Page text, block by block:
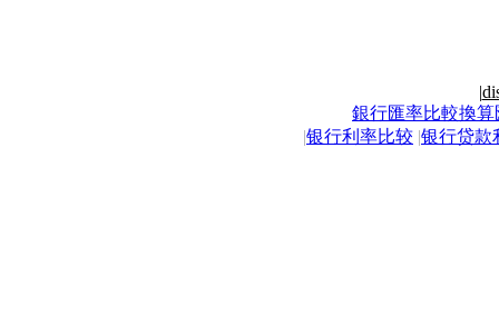
|
銀行匯率比較換算
|银行利率比较 |银行贷款